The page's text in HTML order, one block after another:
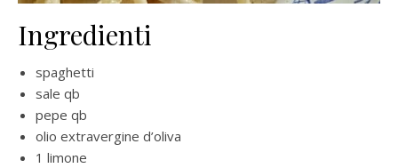
Ingredienti
spaghetti
sale qb
pepe qb
olio extravergine d’oliva
1 limone